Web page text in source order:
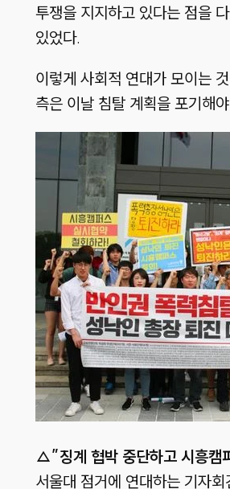
투쟁을 지지하고 있다는 점을
있었다.
이렇게 사회적 연대가 모이는
측은 이날 침탈 계획을 포기해
△”징계 협박 중단하고 시흥캠
서울대 점거에 연대하는 기자